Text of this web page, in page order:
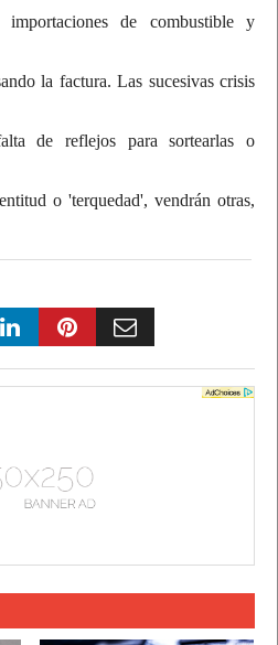
de combustible y
la factura. Las sucesivas crisis
de reflejos para sortearlas o
o 'terquedad', vendrán otras,